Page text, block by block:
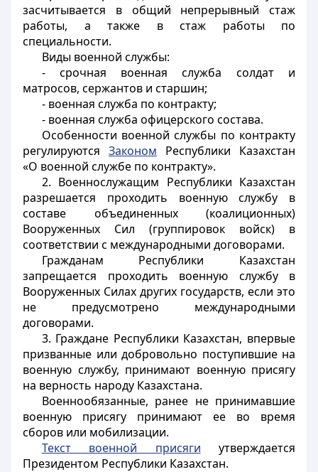
засчитывается в общий непрерывный стаж
работы, а также в стаж работы по
специальности.
Виды военной службы:
- срочная военная служба солдат и
матросов, сержантов и старшин;
- военная служба по контракту;
- военная служба офицерского состава.
Особенности военной службы по контракту
регулируются Законом Республики Казахстан
«О военной службе по контракту».
2. Военнослужащим Республики Казахстан
разрешается проходить военную службу в
составе объединенных (коалиционных)
Вооруженных Сил (группировок войск) в
соответствии с международными договорами.
Гражданам Республики Казахстан
запрещается проходить военную службу в
Вооруженных Силах других государств, если это
не предусмотрено международными
договорами.
3. Граждане Республики Казахстан, впервые
призванные или добровольно поступившие на
военную службу, принимают военную присягу
на верность народу Казахстана.
Военнообязанные, ранее не принимавшие
военную присягу принимают ее во время
сборов или мобилизации.
Текст военной присяги утверждается
Президентом Республики Казахстан.